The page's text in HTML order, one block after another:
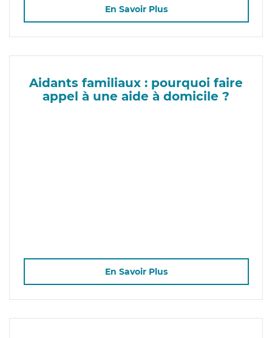
En Savoir Plus
Aidants familiaux : pourquoi faire
appel à une aide à domicile ?
En Savoir Plus